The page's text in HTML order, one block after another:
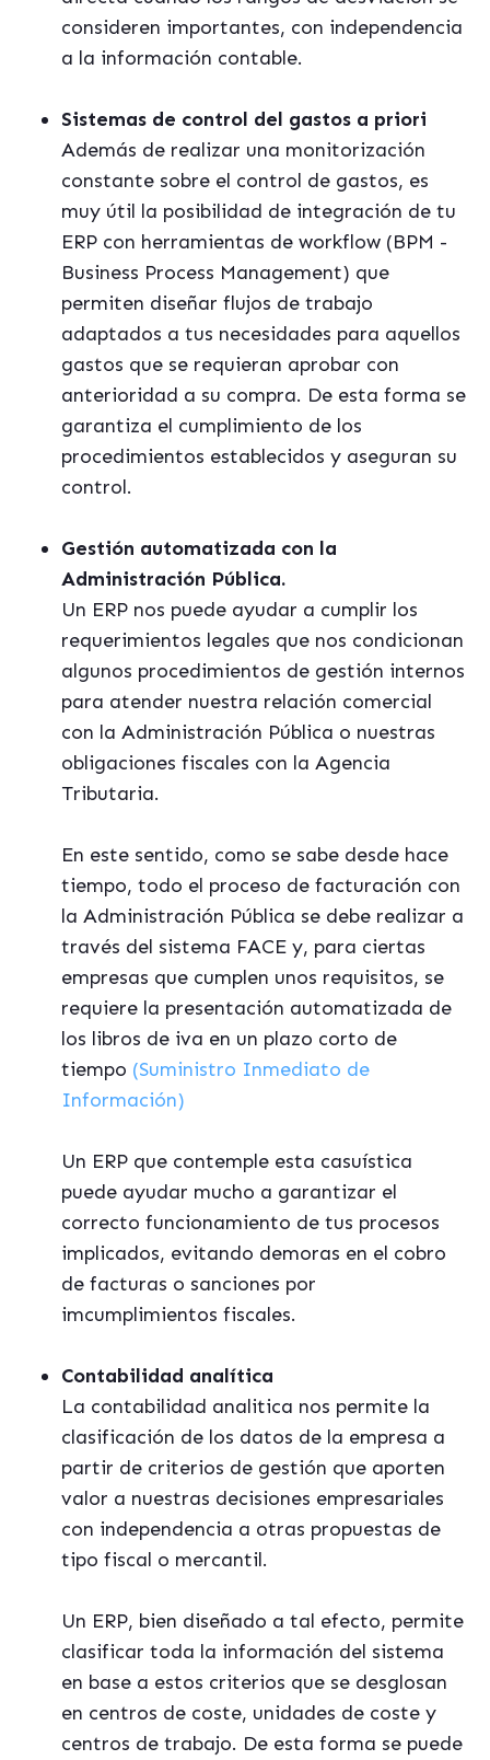
consideren importantes, con independencia
a la información contable.
Sistemas de control del gastos a priori
Además de realizar una monitorización
constante sobre el control de gastos, es
muy útil la posibilidad de integración de tu
ERP con herramientas de workflow (BPM -
Business Process Management) que
permiten diseñar flujos de trabajo
adaptados a tus necesidades para aquellos
gastos que se requieran aprobar con
anterioridad a su compra. De esta forma se
garantiza el cumplimiento de los
procedimientos establecidos y aseguran su
control.
Gestión automatizada con la
Administración Pública.
Un ERP nos puede ayudar a cumplir los
requerimientos legales que nos condicionan
algunos procedimientos de gestión internos
para atender nuestra relación comercial
con la Administración Pública o nuestras
obligaciones fiscales con la Agencia
Tributaria.
En este sentido, como se sabe desde hace
tiempo, todo el proceso de facturación con
la Administración Pública se debe realizar a
través del sistema FACE y, para ciertas
empresas que cumplen unos requisitos, se
requiere la presentación automatizada de
los libros de iva en un plazo corto de
tiempo (Suministro Inmediato de
Información)
Un ERP que contemple esta casuística
puede ayudar mucho a garantizar el
correcto funcionamiento de tus procesos
implicados, evitando demoras en el cobro
de facturas o sanciones por
imcumplimientos fiscales.
Contabilidad analítica
La contabilidad analitica nos permite la
clasificación de los datos de la empresa a
partir de criterios de gestión que aporten
valor a nuestras decisiones empresariales
con independencia a otras propuestas de
tipo fiscal o mercantil.
Un ERP, bien diseñado a tal efecto, permite
clasificar toda la información del sistema
en base a estos criterios que se desglosan
en centros de coste, unidades de coste y
centros de trabajo. De esta forma se puede